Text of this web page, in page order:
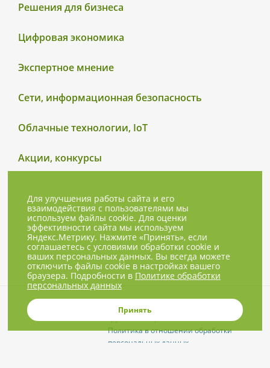
Решения для бизнеса
Цифровая экономика
Экспертное мнение
Сети, информационная безопасность
Облачные технологии, IoT
Акции, конкурсы
© 2001-2026, NBPrice.ru — проект
Политика в отношении обработки
персональных данных
Для улучшения работы сайта и его
взаимодействия с пользователями мы
используем файлы cookie. Для оценки
эффективности сайта мы используем
Яндекс.Метрику. Нажмите «Принять», если
соглашаетесь с условиями обработки cookie и
ваших персональных данных. Вы всегда можете
отключить файлы cookie в настройках вашего
браузера. Подробности в Политике обработки
персональных данных
Принять